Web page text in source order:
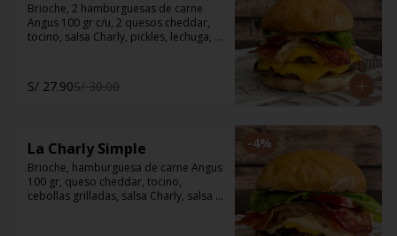
Brioche, 2 hamburguesas de carne
Angus 100 gr c/u, 2 quesos cheddar,
tocino, salsa Charly, pickles, lechuga,
S/ 27.90S/ 30.00
-4%
La Charly Simple
Brioche, hamburguesa de carne Angus
100 gr, queso cheddar, tocino,
cebollas grilladas, salsa Charly, salsa